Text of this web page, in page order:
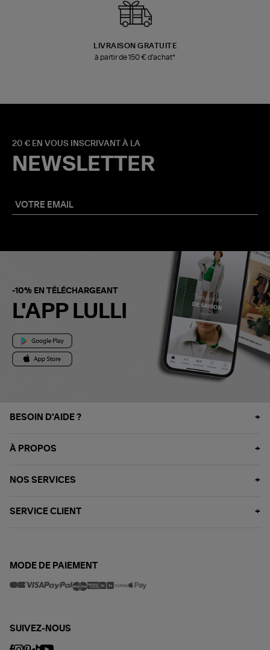
LIVRAISON GRATUITE
à partir de 150 € d'achat*
20 € EN VOUS INSCRIVANT À LA
NEWSLETTER
-10% EN TÉLÉCHARGEANT
L'APP LULLI
BESOIN D'AIDE ?
À PROPOS
NOS SERVICES
SERVICE CLIENT
MODE DE PAIEMENT
SUIVEZ-NOUS